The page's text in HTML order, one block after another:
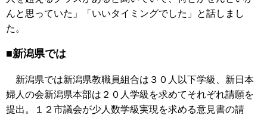
んと思っていた」「いいタイミングでした」と話しまし
た。
■新潟県では
新潟県では新潟県教職員組合は３０人以下学級、新日本
婦人の会新潟県本部は２０人学級を求めてそれぞれ請願を
提出。１２市議会が少人数学級実現を求める意見書の請